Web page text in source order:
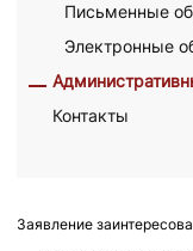
Заявление
Письменные
Электронные
Контакты